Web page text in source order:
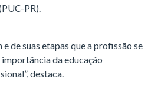
PR).
de suas etapas que a profissão se
da educação
destaca.